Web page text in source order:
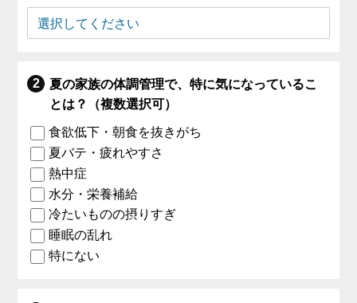
夏の家族の体調管理で、特に気になっているこ
とは？（複数選択可）
食欲低下・朝食を抜きがち
夏バテ・疲れやすさ
熱中症
水分・栄養補給
冷たいものの摂りすぎ
睡眠の乱れ
特にない